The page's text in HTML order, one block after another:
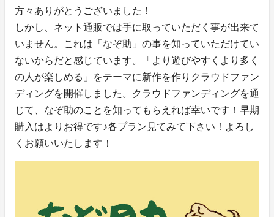
方々ありがとうございました！
しかし、ネット通販では手に取っていただく事が出来て
いません。これは「なぞ助」の事を知っていただけてい
ないからだと感じています。「より遊びやすくより多く
の人が楽しめる」をテーマに新作を作りクラウドファン
ディングを開催しました。クラウドファンディングを通
じて、なぞ助のことを知ってもらえれば幸いです！早期
購入はよりお得です♪各プラン見てみて下さい！よろし
くお願いいたします！